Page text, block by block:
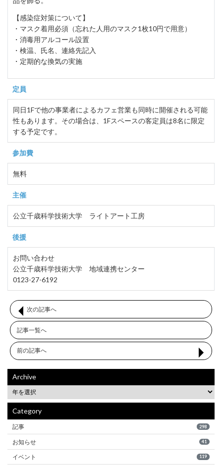
【感染症対策について】
・マスク着用必須（忘れた人用のマスク1枚10円で用意）
・消毒用アルコール設置
・検温、氏名、連絡先記入
・定期的な換気の実施
定員
同日1Fで他の事業者によるカフェ営業も同時に開催される可能
性もあります。その場合は、1Fスペースの客定員は8名に限定
する予定です。
参加費
無料
主催
公立千歳科学技術大学 ライトアート工房
後援
お問い合わせ
公立千歳科学技術大学 地域連携センター
0123-27-6192
次の記事へ
記事一覧へ
前の記事へ
Archive
Category
記事 298
お知らせ 41
イベント 119